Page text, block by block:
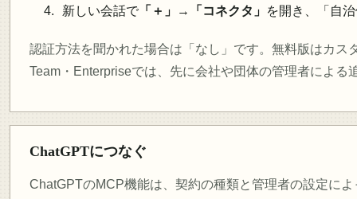
新しい会話で「＋」 → 「コネクタ」 を開き、「自
認証方法を聞かれた場合は「なし」です。無料版はカス
Team・Enterpriseでは、先に会社や団体の管理者による
ChatGPTにつなぐ
ChatGPTのMCP機能は、契約の種類と管理者の設定に